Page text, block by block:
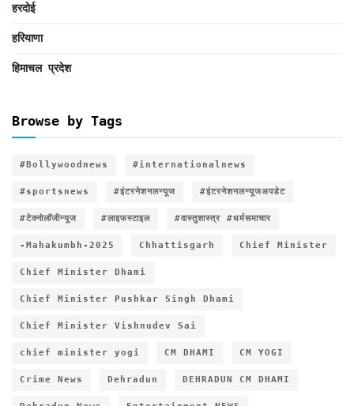
हरदोई
हरियाणा
हिमाचल प्रदेश
Browse by Tags
#Bollywoodnews #internationalnews
#sportsnews #इंटरनेशनलन्यूज #इंटरनेशनलन्यूजअपडेट
#टेक्नोलॉजीन्यूज #लाइफस्टाइल #वास्तुशास्त्र #धर्मसमाचार
-Mahakumbh-2025 Chhattisgarh Chief Minister
Chief Minister Dhami
Chief Minister Pushkar Singh Dhami
Chief Minister Vishnudev Sai
chief minister yogi CM DHAMI CM YOGI
Crime News Dehradun DEHRADUN CM DHAMI